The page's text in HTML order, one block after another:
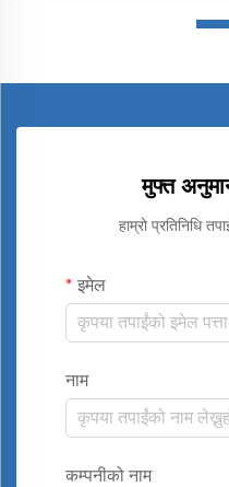
मुफ्त
हाम्रो प्रतिनिधि
इमेल
नाम
कम्पनीको नाम